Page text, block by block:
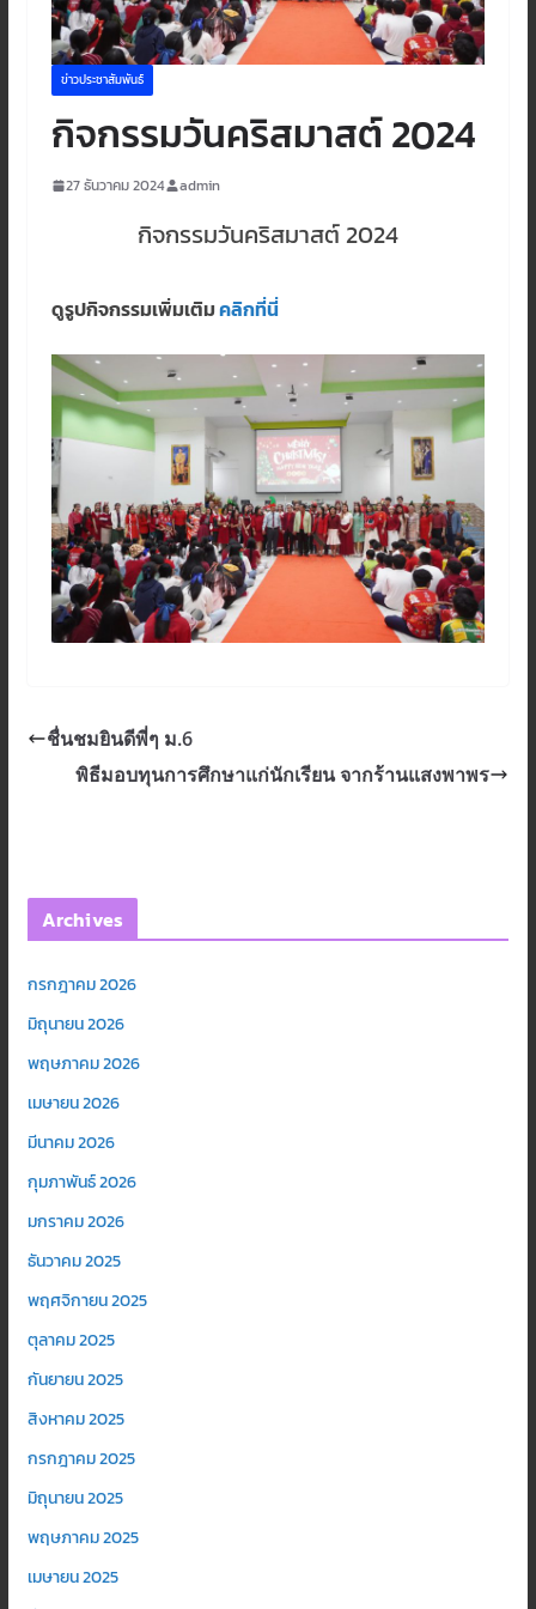
ข่าวประชาสัมพันธ์
กิจกรรมวันคริสมาสต์ 2024
27 ธันวาคม 2024 admin
กิจกรรมวันคริสมาสต์ 2024
ดูรูปกิจกรรมเพิ่มเติมคลิกที่นี่
ชื่นชมยินดีพี่ๆ ม.6
พิธีมอบทุนการศึกษาแก่นักเรียน จากร้านแสงพาพร
Archives
กรกฎาคม 2026
มิถุนายน 2026
พฤษภาคม 2026
เมษายน 2026
มีนาคม 2026
กุมภาพันธ์ 2026
มกราคม 2026
ธันวาคม 2025
พฤศจิกายน 2025
ตุลาคม 2025
กันยายน 2025
สิงหาคม 2025
กรกฎาคม 2025
มิถุนายน 2025
พฤษภาคม 2025
เมษายน 2025